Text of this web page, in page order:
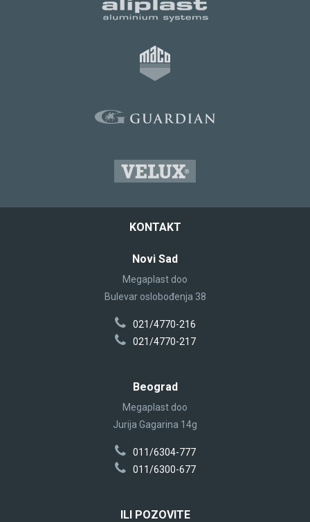
KONTAKT
Novi Sad
Megaplast doo
Bulevar oslobođenja 38
021/4770-216
021/4770-217
Beograd
Megaplast doo
Jurija Gagarina 14g
011/6304-777
011/6300-677
ILI POZOVITE